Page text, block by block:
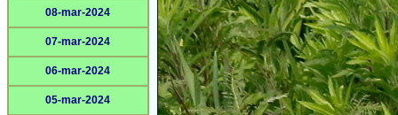
08-mar-2024
07-mar-2024
06-mar-2024
05-mar-2024